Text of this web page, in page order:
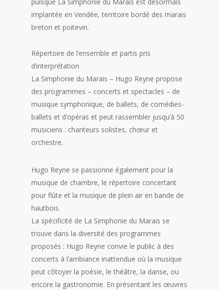
implantée en Vendée, territoire bordé des marais
breton et poitevin.
Répertoire de l’ensemble et partis pris
d’interprétation
La Simphonie du Marais – Hugo Reyne propose
des programmes – concerts et spectacles – de
musique symphonique, de ballets, de comédies-
ballets et d’opéras et peut rassembler jusqu’à 50
musiciens : chanteurs solistes, chœur et
orchestre.
Hugo Reyne se passionne également pour la
musique de chambre, le répertoire concertant
pour flûte et la musique de plein air en bande de
hautbois.
La spécificité de La Simphonie du Marais se
trouve dans la diversité des programmes
proposés : Hugo Reyne convie le public à des
concerts à l’ambiance inattendue où la musique
peut côtoyer la poésie, le théâtre, la danse, ou
encore la gastronomie. En présentant les œuvres